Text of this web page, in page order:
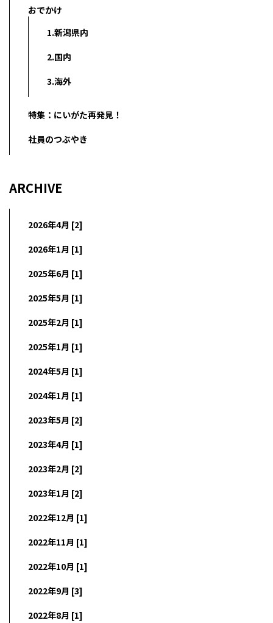
おでかけ
1.新潟県内
2.国内
3.海外
特集：にいがた再発見！
社員のつぶやき
ARCHIVE
2026年4月 [2]
2026年1月 [1]
2025年6月 [1]
2025年5月 [1]
2025年2月 [1]
2025年1月 [1]
2024年5月 [1]
2024年1月 [1]
2023年5月 [2]
2023年4月 [1]
2023年2月 [2]
2023年1月 [2]
2022年12月 [1]
2022年11月 [1]
2022年10月 [1]
2022年9月 [3]
2022年8月 [1]